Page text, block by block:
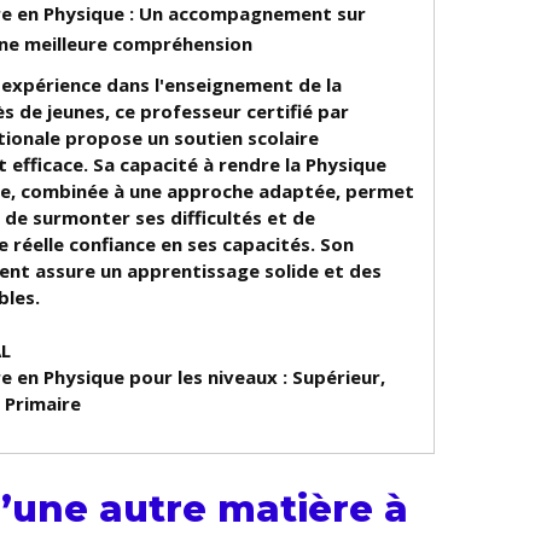
en Physique : Un accompagnement sur
meilleure compréhension
dans l'enseignement de la
de jeunes, ce professeur certifié par
propose un soutien scolaire
efficace. Sa capacité à rendre la Physique
combinée à une approche adaptée, permet
de surmonter ses difficultés et de
réelle confiance en ses capacités. Son
assure un apprentissage solide et des
en Physique pour les niveaux : Supérieur,
Primaire
autre matière à